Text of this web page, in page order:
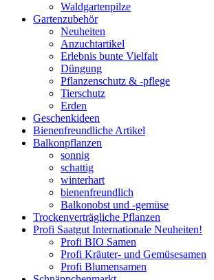
Waldgartenpilze
Gartenzubehör
Neuheiten
Anzuchtartikel
Erlebnis bunte Vielfalt
Düngung
Pflanzenschutz & -pflege
Tierschutz
Erden
Geschenkideen
Bienenfreundliche Artikel
Balkonpflanzen
sonnig
schattig
winterhart
bienenfreundlich
Balkonobst und -gemüse
Trockenverträgliche Pflanzen
Profi Saatgut Internationale Neuheiten!
Profi BIO Samen
Profi Kräuter- und Gemüsesamen
Profi Blumensamen